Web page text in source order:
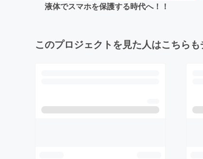
液体でスマホを保護する時代へ！！
このプロジェクトを見た人はこちら